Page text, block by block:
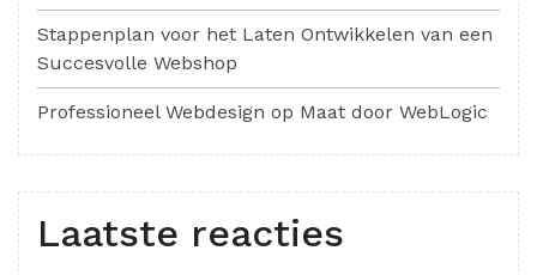
Stappenplan voor het Laten Ontwikkelen van een
Succesvolle Webshop
Professioneel Webdesign op Maat door WebLogic
Laatste reacties